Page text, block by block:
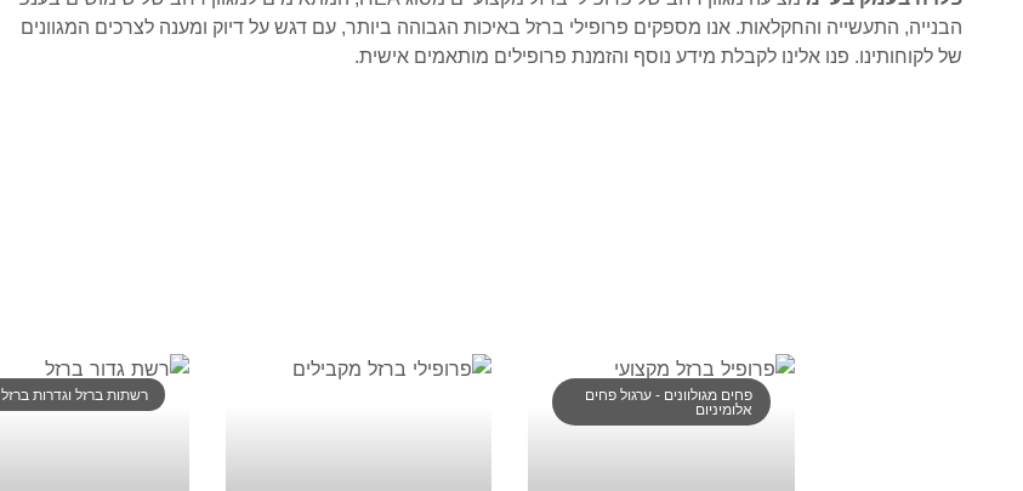
הבנייה, התעשייה והחקלאות. אנו מספקים פרופילי ברזל באיכות הגבוהה ביותר, עם דגש על דיוק ומענה לצרכים המגוונים
של לקוחותינו. פנו אלינו לקבלת מידע נוסף והזמנת פרופילים מותאמים אישית.
פחים מגולוונים - ערגול פחים
אלומיניום
רשתות ברזל וגדרות ברזל